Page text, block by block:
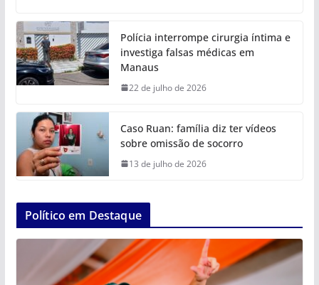
Polícia interrompe cirurgia íntima e
investiga falsas médicas em
Manaus
22 de julho de 2026
Caso Ruan: família diz ter vídeos
sobre omissão de socorro
13 de julho de 2026
Político em Destaque